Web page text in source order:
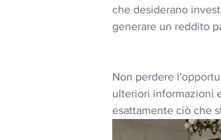
che desiderano
generare un reddito
Non perdere
ulteriori informazioni
esattamente ciò che